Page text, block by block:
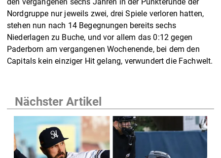
den vergangenen sechs Jahren in der Punkterunde der
Nordgruppe nur jeweils zwei, drei Spiele verloren hatten,
stehen nun nach 14 Begegnungen bereits sechs
Niederlagen zu Buche, und vor allem das 0:12 gegen
Paderborn am vergangenen Wochenende, bei dem den
Capitals kein einziger Hit gelang, verwundert die Fachwelt.
Nächster Artikel